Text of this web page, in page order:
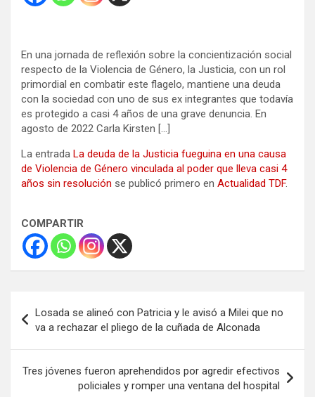
En una jornada de reflexión sobre la concientización social
respecto de la Violencia de Género, la Justicia, con un rol
primordial en combatir este flagelo, mantiene una deuda
con la sociedad con uno de sus ex integrantes que todavía
es protegido a casi 4 años de una grave denuncia. En
agosto de 2022 Carla Kirsten […]
La entrada La deuda de la Justicia fueguina en una causa
de Violencia de Género vinculada al poder que lleva casi 4
años sin resolución se publicó primero en Actualidad TDF.
COMPARTIR
de
entradas
Losada se alineó con Patricia y le avisó a Milei que no
va a rechazar el pliego de la cuñada de Alconada
Tres jóvenes fueron aprehendidos por agredir efectivos
policiales y romper una ventana del hospital